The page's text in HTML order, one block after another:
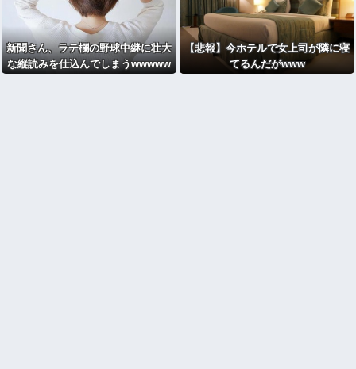
新聞さん、ラテ欄の野球中継に壮大
な縦読みを仕込んでしまうwwwww
【悲報】今ホテルで女上司が隣に寝
てるんだがwww